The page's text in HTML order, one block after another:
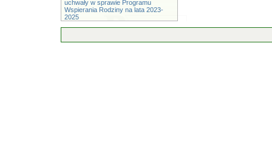
uchwały w sprawie Programu
Wspierania Rodziny na lata 2023-
2025